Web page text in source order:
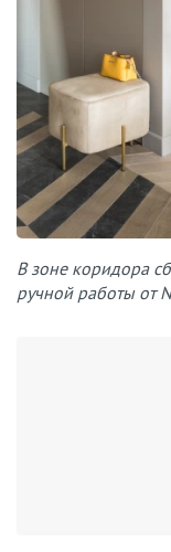
В зоне коридора
ручной работы от